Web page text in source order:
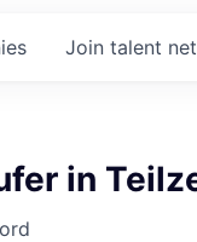
Join talent
in